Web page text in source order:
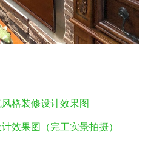
格装修设计效果图
效果图（完工实景拍摄）